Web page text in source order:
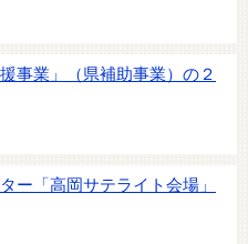
事業」（県補助事業）の２
ー「高岡サテライト会場」